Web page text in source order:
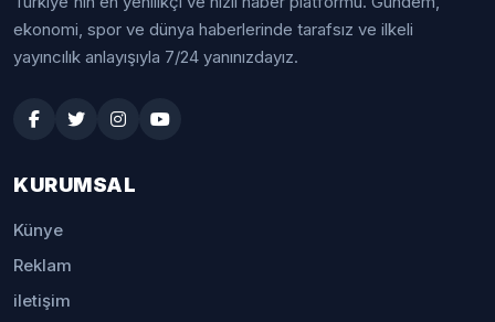
ekonomi, spor ve dünya haberlerinde tarafsız ve ilkeli
yayıncılık anlayışıyla 7/24 yanınızdayız.
KURUMSAL
Künye
Reklam
iletişim